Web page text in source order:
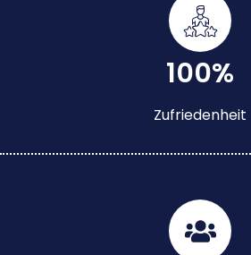
100%
Zufriedenheit